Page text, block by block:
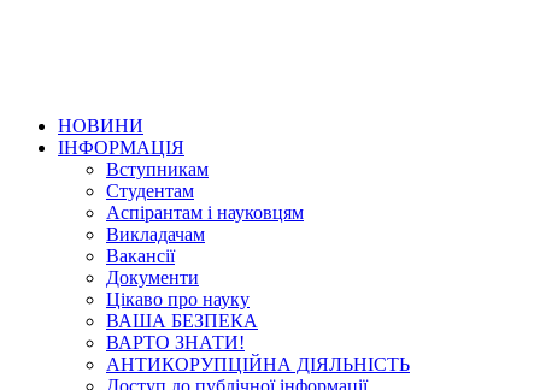
НОВИНИ
ІНФОРМАЦІЯ
Вступникам
Студентам
Аспірантам і науковцям
Викладачам
Вакансії
Документи
Цікаво про науку
ВАША БЕЗПЕКА
ВАРТО ЗНАТИ!
АНТИКОРУПЦІЙНА ДІЯЛЬНІСТЬ
Доступ до публічної інформації